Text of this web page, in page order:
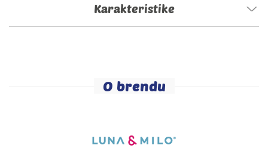
Karakteristike
O brendu